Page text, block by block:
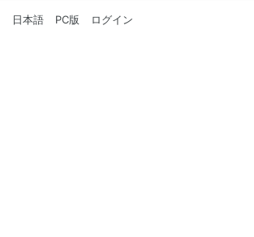
日本語 PC版 ログイン